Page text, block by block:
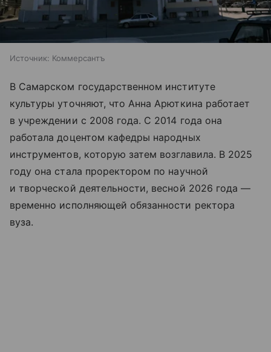
Источник: Коммерсантъ
В Самарском государственном институте
культуры уточняют, что Анна Арюткина работает
в учреждении с 2008 года. С 2014 года она
работала доцентом кафедры народных
инструментов, которую затем возглавила. В 2025
году она стала проректором по научной
и творческой деятельности, весной 2026 года —
временно исполняющей обязанности ректора
вуза.